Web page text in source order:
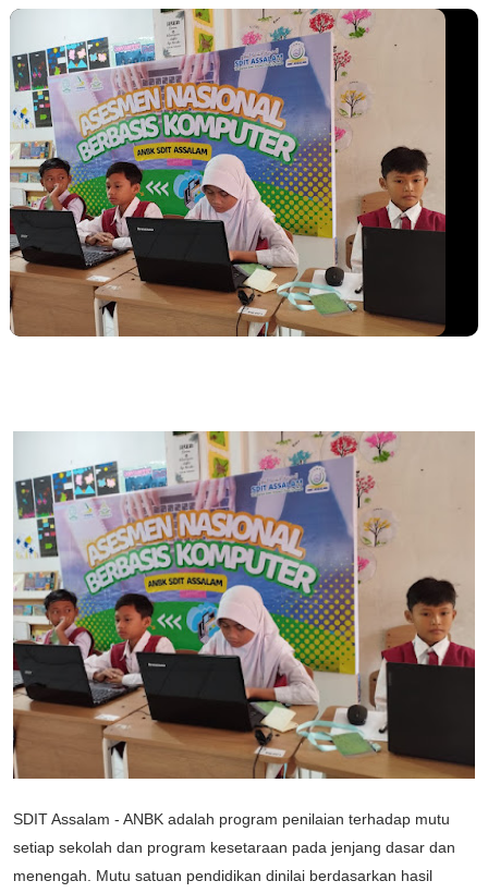
SDIT Assalam - ANBK adalah program penilaian terhadap mutu
setiap sekolah dan program kesetaraan pada jenjang dasar dan
menengah. Mutu satuan pendidikan dinilai berdasarkan hasil